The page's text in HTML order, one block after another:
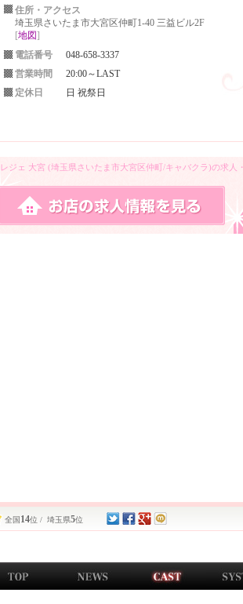
住所・アクセス
埼玉県さいたま市大宮区仲町1-40 三益ビル2F
[地図]
電話番号
048-658-3337
営業時間
20:00～LAST
定休日
日 祝祭日
レジェ 大宮 (埼玉県さいたま市大宮区仲町/キャバクラ)の求人
全国 14位 / 埼玉県5位